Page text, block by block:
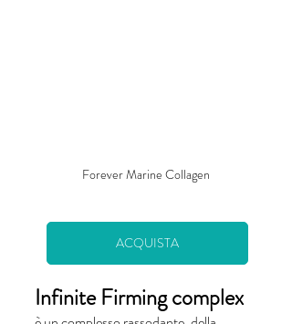
Forever Marine Collagen
ACQUISTA
Infinite Firming complex